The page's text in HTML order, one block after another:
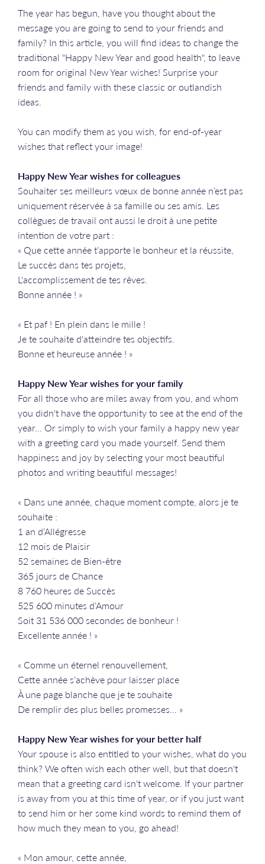
The year has begun, have you thought about the
message you are going to send to your friends and
family? In this article, you will find ideas to change the
traditional "Happy New Year and good health", to leave
room for original New Year wishes! Surprise your
friends and family with these classic or outlandish
ideas.
You can modify them as you wish, for end-of-year
wishes that reflect your image!
Happy New Year wishes for colleagues
Souhaiter ses meilleurs vœux de bonne année n’est pas
uniquement réservée à sa famille ou ses amis. Les
collègues de travail ont aussi le droit à une petite
intention de votre part :
« Que cette année t’apporte le bonheur et la réussite,
Le succès dans tes projets,
L'accomplissement de tes rêves.
Bonne année ! »
« Et paf ! En plein dans le mille !
Je te souhaite d'atteindre tes objectifs.
Bonne et heureuse année ! »
Happy New Year wishes for your family
For all those who are miles away from you, and whom
you didn't have the opportunity to see at the end of the
year... Or simply to wish your family a happy new year
with a greeting card you made yourself. Send them
happiness and joy by selecting your most beautiful
photos and writing beautiful messages!
« Dans une année, chaque moment compte, alors je te
souhaite :
1 an d’Allégresse
12 mois de Plaisir
52 semaines de Bien-être
365 jours de Chance
8 760 heures de Succès
525 600 minutes d’Amour
Soit 31 536 000 secondes de bonheur !
Excellente année ! »
« Comme un éternel renouvellement,
Cette année s’achève pour laisser place
À une page blanche que je te souhaite
De remplir des plus belles promesses… »
Happy New Year wishes for your better half
Your spouse is also entitled to your wishes, what do you
think? We often wish each other well, but that doesn't
mean that a greeting card isn't welcome. If your partner
is away from you at this time of year, or if you just want
to send him or her some kind words to remind them of
how much they mean to you, go ahead!
« Mon amour, cette année,